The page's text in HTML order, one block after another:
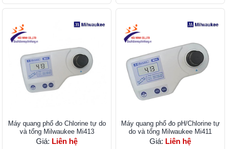
Máy quang phổ đo Chlorine tự do
và tổng Milwaukee Mi413
Giá: Liên hệ
Máy quang phổ đo pH/Chlorine tự
do và tổng Milwaukee Mi411
Giá: Liên hệ